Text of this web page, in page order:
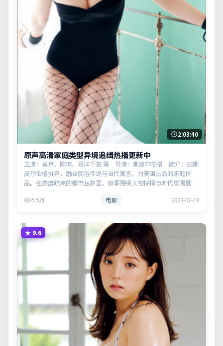
2:03:40
原声高清家庭类型异境追缉热播更新中
主演：吴京、陈坤、易烊千玺 等 导演：斯皮尔伯格 简介：由斯
皮尔伯格执导，融合民俗传说与当代寓言，为美国出品的家庭作
品。在高度疏离的都市丛林里，叙事围绕人物抉择与时代氛围展
赏性与现实意义。
5.5万 电影 2023-07-18
★ 9.6